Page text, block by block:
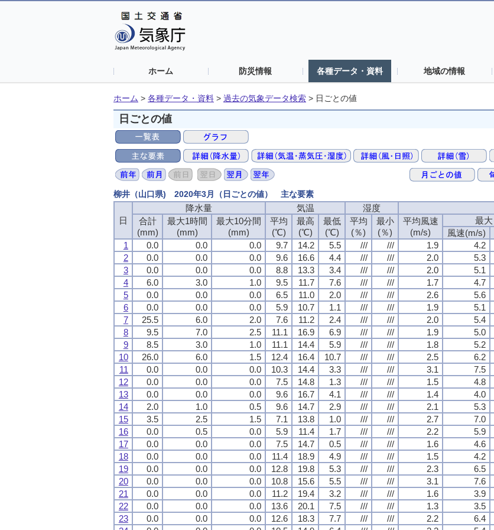
ホーム 防災情報 各種データ・資料 地域の情報
ホーム > 各種データ・資料 > 過去の気象データ検索 > 日ごとの値
日ごとの値
柳井（山口県) 2020年3月（日ごとの値） 主な要素
日
降水量 気温 湿度
合計
(mm)
最大1時間
(mm)
最大10分間
(mm)
平均
(℃)
最高
(℃)
最低
(℃)
平均
(％)
最小
(％)
平均風速
(m/s)
最大
風速(m/s)
1
0.0 0.0 0.0 9.7 14.2 5.5 /// /// 1.9 4.2
2
0.0 0.0 0.0 9.6 16.6 4.4 /// /// 2.0 5.3
3
0.0 0.0 0.0 8.8 13.3 3.4 /// /// 2.0 5.1
4
6.0 3.0 1.0 9.5 11.7 7.6 /// /// 1.7 4.7
5
0.0 0.0 0.0 6.5 11.0 2.0 /// /// 2.6 5.6
6
0.0 0.0 0.0 5.9 10.7 1.1 /// /// 1.9 5.1
7
25.5 6.0 2.0 7.6 11.2 2.4 /// /// 2.0 5.4
8
9.5 7.0 2.5 11.1 16.9 6.9 /// /// 1.9 5.0
9
8.5 3.0 1.0 11.1 14.4 5.9 /// /// 1.8 5.2
10
26.0 6.0 1.5 12.4 16.4 10.7 /// /// 2.5 6.2
11
0.0 0.0 0.0 10.3 14.4 3.3 /// /// 3.1 7.5
12
0.0 0.0 0.0 7.5 14.8 1.3 /// /// 1.5 4.8
13
0.0 0.0 0.0 9.6 16.7 4.1 /// /// 1.4 4.0
14
2.0 1.0 0.5 9.6 14.7 2.9 /// /// 2.1 5.3
15
3.5 2.5 1.5 7.1 13.8 1.0 /// /// 2.7 7.0
16
0.0 0.5 0.0 5.9 11.4 1.7 /// /// 2.2 5.9
17
0.0 0.0 0.0 7.5 14.7 0.5 /// /// 1.6 4.6
18
0.0 0.0 0.0 11.4 18.9 4.9 /// /// 1.5 4.2
19
0.0 0.0 0.0 12.8 19.8 5.3 /// /// 2.3 6.5
20
0.0 0.0 0.0 10.8 15.6 5.5 /// /// 3.1 7.6
21
0.0 0.0 0.0 11.2 19.4 3.2 /// /// 1.6 3.9
22
0.0 0.0 0.0 13.6 20.1 7.5 /// /// 1.3 3.5
23
0.0 0.0 0.0 12.6 18.3 7.7 /// /// 2.2 6.4